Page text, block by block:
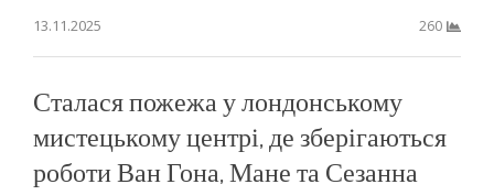
13.11.2025
260
Сталася пожежа у лондонському
мистецькому центрі, де зберігаються
роботи Ван Гона, Мане та Сезанна